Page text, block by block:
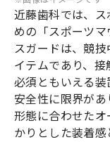
近藤歯科では、
めの「スポーツ
スガードは、競
イテムであり、
必須ともいえる
安全性に限界が
形態に合わせた
かりとした装着感